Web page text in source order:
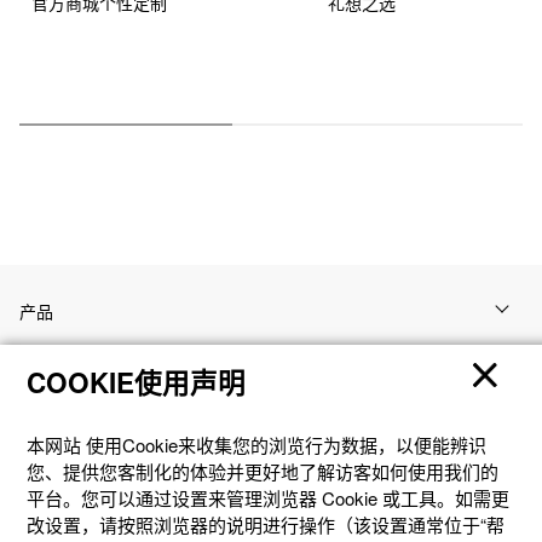
产品
客户支持
资讯
社交媒体
COOKIE使用声明
本网站 使⽤Cookie来收集您的浏览⾏为数据，以便能辨识
您、提供您客制化的体验并更好地了解访客如何使⽤我们的
平台。您可以通过设置来管理浏览器 Cookie 或⼯具。如需更
改设置，请按照浏览器的说明进⾏操作（该设置通常位于“帮